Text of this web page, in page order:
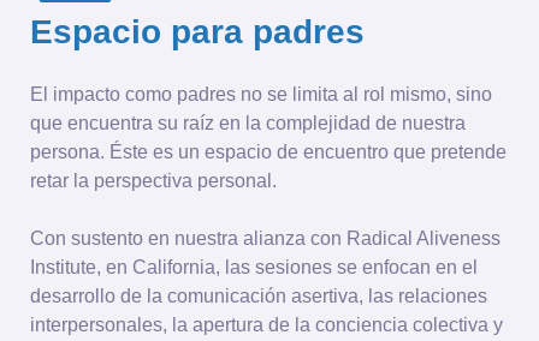
Espacio para padres
El impacto como padres no se limita al rol mismo, sino
que encuentra su raíz en la complejidad de nuestra
persona. Éste es un espacio de encuentro que pretende
retar la perspectiva personal.
Con sustento en nuestra alianza con Radical Aliveness
Institute, en California, las sesiones se enfocan en el
desarrollo de la comunicación asertiva, las relaciones
interpersonales, la apertura de la conciencia colectiva y